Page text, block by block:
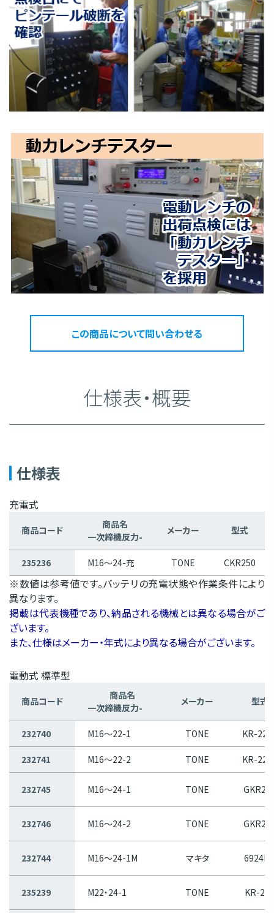
この商品について問い合わせる
仕様表・概要
仕様表
充電式
商品コード
商品名
一次締機反力-
メーカー 型式
235236 M16～24-充 TONE CKR250
※数値は参考値です。バッテリの充電状態や作業条件により
異なります。
掲載は代表機種であり、納品される機械とは異なる場合がご
ざいます。
また、仕様はメーカー・年式により異なる場合がございます。
電動式 標準型
商品コード
商品名
一次締機反力-
メーカー 型式
232740 M16～22-1 TONE KR-
232741 M16～22-2 TONE KR-
232745 M16～24-1 TONE
232746 M16～24-2 TONE
232744 M16～24-1M マキタ
235239 M22・24-1 TONE KR-241